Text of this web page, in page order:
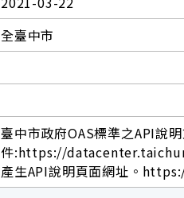
全臺中市
臺中市政府OAS標準之API說
件:https://
產生API說明頁面網址。